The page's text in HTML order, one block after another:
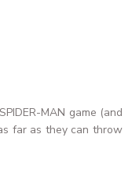
MAN game (and
far as they can throw